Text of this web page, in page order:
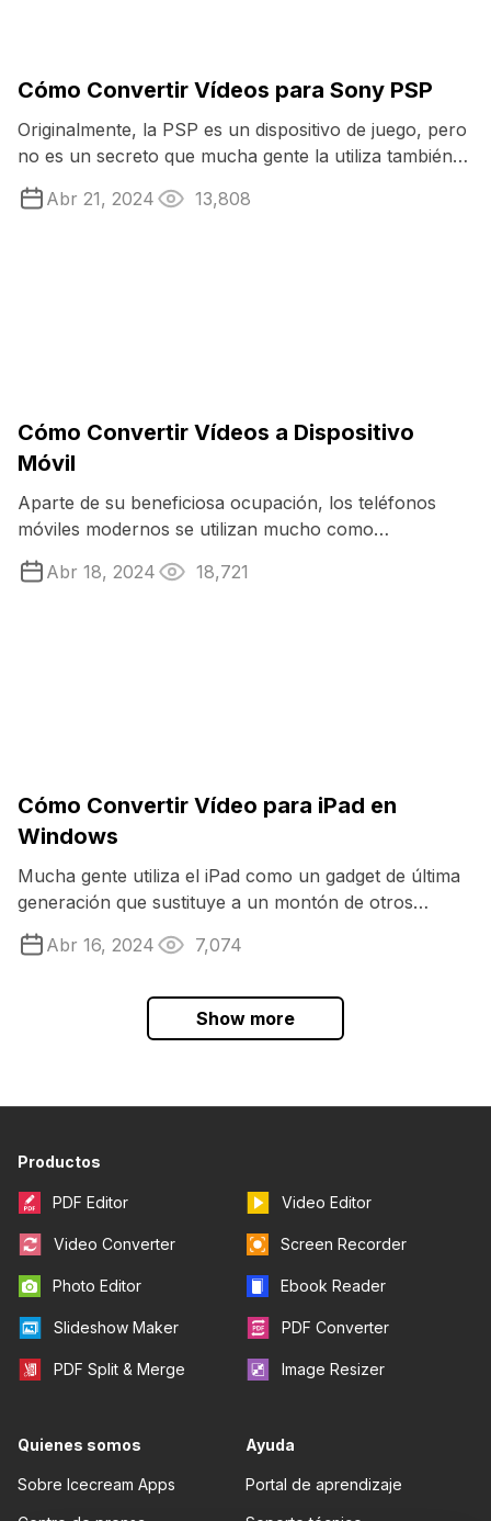
Cómo Convertir Vídeos para Sony PSP
Originalmente, la PSP es un dispositivo de juego, pero
no es un secreto que mucha gente la utiliza también
como contenedor multimedia. Sin ...
Abr 21, 2024 13,808
Cómo Convertir Vídeos a Dispositivo
Móvil
Aparte de su beneficiosa ocupación, los teléfonos
móviles modernos se utilizan mucho como
reproductores multimedia. Diferentes teléfonos ...
Abr 18, 2024 18,721
Cómo Convertir Vídeo para iPad en
Windows
Mucha gente utiliza el iPad como un gadget de última
generación que sustituye a un montón de otros
dispositivos. Si no sabes cómo ...
Abr 16, 2024 7,074
Show more
Productos
PDF Editor Video Editor
Video Converter Screen Recorder
Photo Editor Ebook Reader
Slideshow Maker PDF Converter
PDF Split & Merge Image Resizer
Quienes somos
Sobre Icecream Apps
Ayuda
Portal de aprendizaje